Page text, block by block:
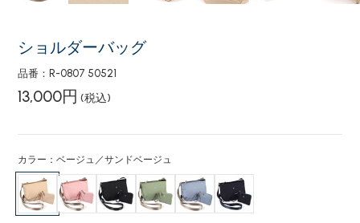
ショルダーバッグ
品番：R-0807 50521
13,000円 (税込)
カラー：ベージュ／サンドベージュ